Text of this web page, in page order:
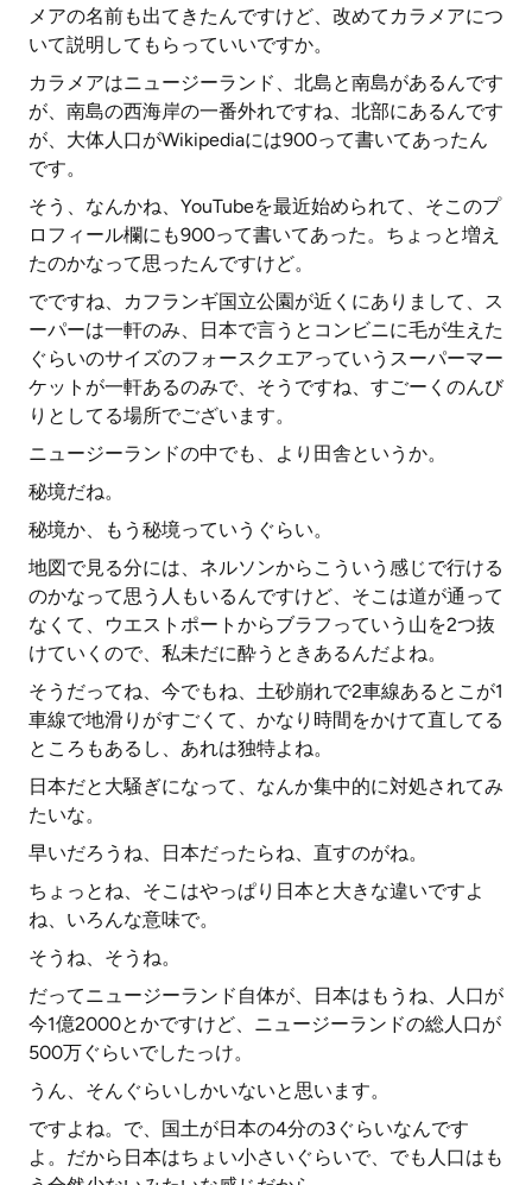
メアの名前も出てきたんですけど、改めてカラメアにつ
いて説明してもらっていいですか。
カラメアはニュージーランド、北島と南島があるんです
が、南島の西海岸の一番外れですね、北部にあるんです
が、大体人口がWikipediaには900って書いてあったん
です。
そう、なんかね、YouTubeを最近始められて、そこのプ
ロフィール欄にも900って書いてあった。ちょっと増え
たのかなって思ったんですけど。
でですね、カフランギ国立公園が近くにありまして、ス
ーパーは一軒のみ、日本で言うとコンビニに毛が生えた
ぐらいのサイズのフォースクエアっていうスーパーマー
ケットが一軒あるのみで、そうですね、すごーくのんび
りとしてる場所でございます。
ニュージーランドの中でも、より田舎というか。
秘境だね。
秘境か、もう秘境っていうぐらい。
地図で見る分には、ネルソンからこういう感じで行ける
のかなって思う人もいるんですけど、そこは道が通って
なくて、ウエストポートからブラフっていう山を2つ抜
けていくので、私未だに酔うときあるんだよね。
そうだってね、今でもね、土砂崩れで2車線あるとこが1
車線で地滑りがすごくて、かなり時間をかけて直してる
ところもあるし、あれは独特よね。
日本だと大騒ぎになって、なんか集中的に対処されてみ
たいな。
早いだろうね、日本だったらね、直すのがね。
ちょっとね、そこはやっぱり日本と大きな違いですよ
ね、いろんな意味で。
そうね、そうね。
だってニュージーランド自体が、日本はもうね、人口が
今1億2000とかですけど、ニュージーランドの総人口が
500万ぐらいでしたっけ。
うん、そんぐらいしかいないと思います。
ですよね。で、国土が日本の4分の3ぐらいなんです
よ。だから日本はちょい小さいぐらいで、でも人口はも